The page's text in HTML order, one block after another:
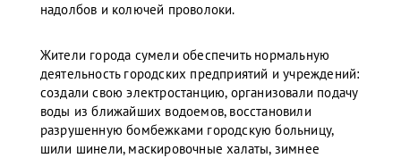
надолбов и колючей проволоки.
Жители города сумели обеспечить нормальную
деятельность городских предприятий и учреждений:
создали свою электростанцию, организовали подачу
воды из ближайших водоемов, восстановили
разрушенную бомбежками городскую больницу,
шили шинели, маскировочные халаты, зимнее